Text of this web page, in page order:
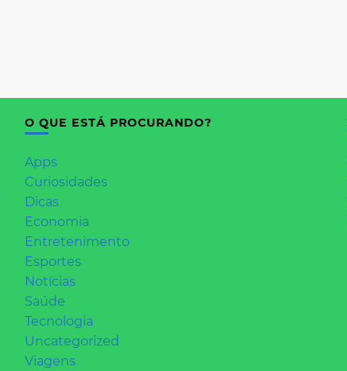
O QUE ESTÁ PROCURANDO?
Apps
Curiosidades
Dicas
Economia
Entretenimento
Esportes
Notícias
Saúde
Tecnologia
Uncategorized
Viagens